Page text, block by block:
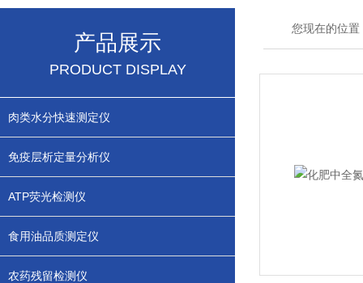
产品展示
PRODUCT DISPLAY
肉类水分快速测定仪
免疫层析定量分析仪
ATP荧光检测仪
食用油品质测定仪
农药残留检测仪
您现在的位置